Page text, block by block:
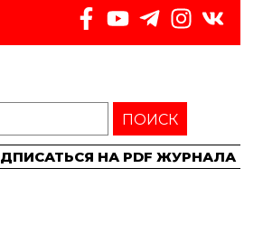
ПОИСК
НА PDF ЖУРНАЛА